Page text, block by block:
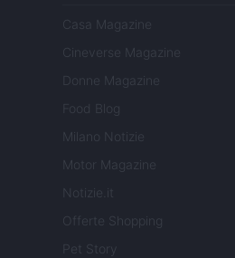
Casa Magazine
Cineverse Magazine
Donne Magazine
Food Blog
Milano Notizie
Motor Magazine
Notizie.it
Offerte Shopping
Pet Story